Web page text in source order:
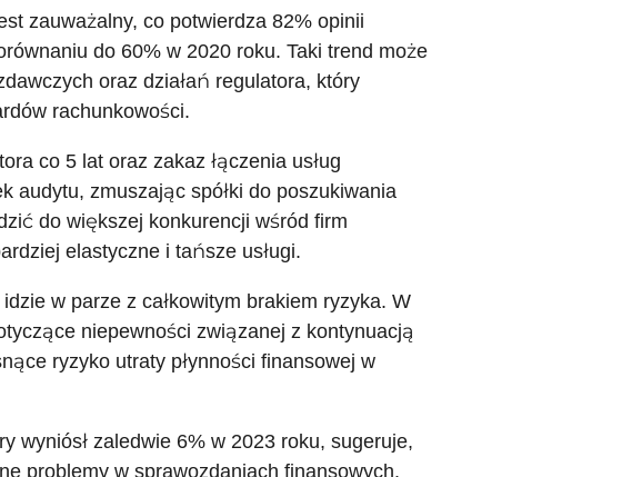
zauważalny, co potwierdza 82% opinii
do 60% w 2020 roku. Taki trend może
oraz działań regulatora, który
rachunkowości.
co 5 lat oraz zakaz łączenia usług
audytu, zmuszając spółki do poszukiwania
do większej konkurencji wśród firm
elastyczne i tańsze usługi.
w parze z całkowitym brakiem ryzyka. W
niepewności związanej z kontynuacją
ryzyko utraty płynności finansowej w
wyniósł zaledwie 6% w 2023 roku, sugeruje,
problemy w sprawozdaniach finansowych.